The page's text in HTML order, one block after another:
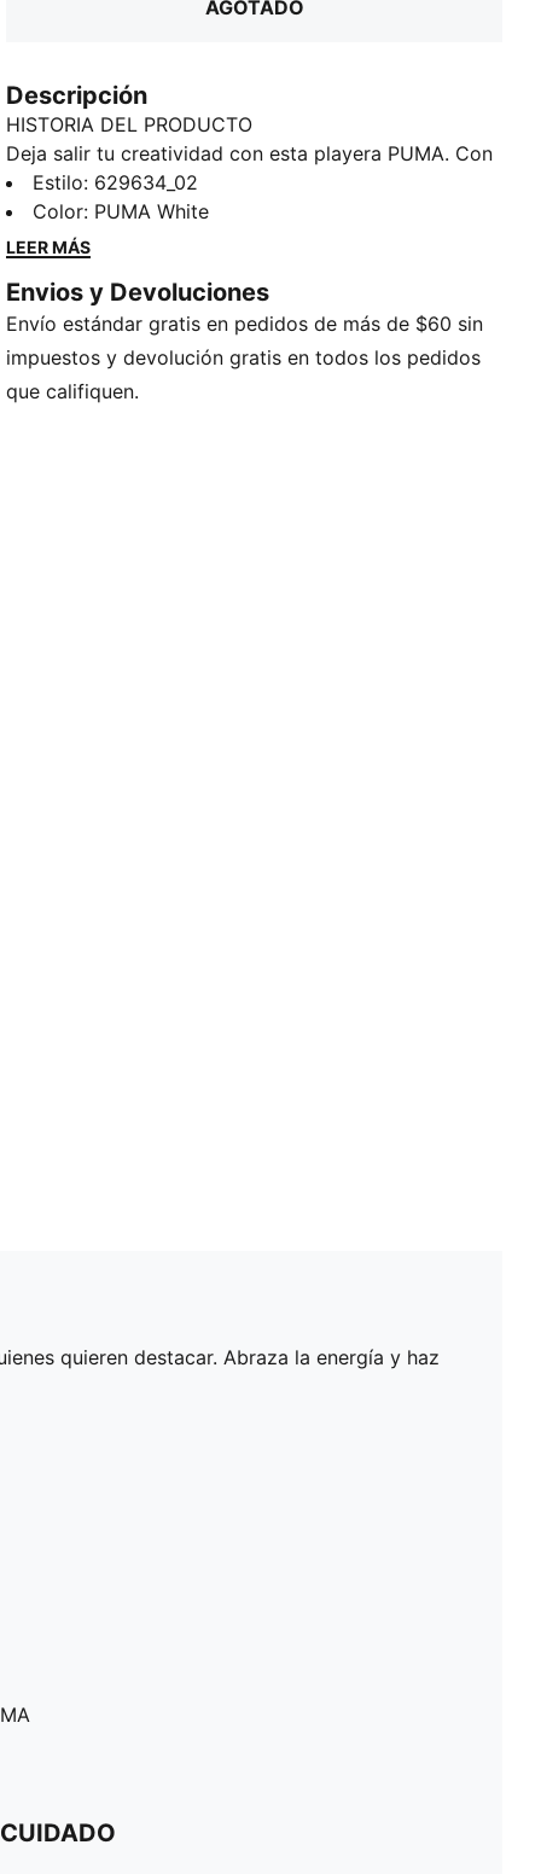
AGOTADO
Descripción
HISTORIA DEL PRODUCTO
Deja salir tu creatividad con esta playera PUMA. Con
una llamativa estampa en el pecho, es perfecta para
quienes quieren destacar. Abraza la energía y haz una
declaración de estilo con el característico toque de
CARACTERÍSTICAS Y BENEFICIOS
Producto fabricado con al menos un 20% de algodón
reciclado
DETALLES
Estilo: 629634_02
Color: PUMA White
LEER MÁS
Envios y Devoluciones
Envío estándar gratis en pedidos de más de $60 sin
impuestos y devolución gratis en todos los pedidos
que califiquen.
quieren destacar. Abraza la energía y haz